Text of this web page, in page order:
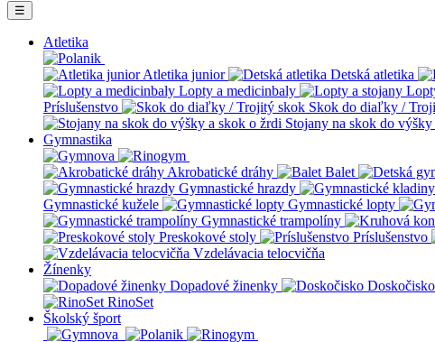
☰
Atletika
Atletika junior Detská atletika
Lopty a medicinbaly
Príslušenstvo
Skok do diaľky /
Stojany na skok do
Gymnastika
Akrobatické dráhy Balet
Gymnastické hrazdy
Gymnastické kužele
Gymnastické lopty
Gymnastické trampolíny
Preskokové stoly
Príslušenstvo
Vzdelávacia telocvičňa
Žínenky
Dopadové žinenky
Doskočisko
RinoSet
Školský šport